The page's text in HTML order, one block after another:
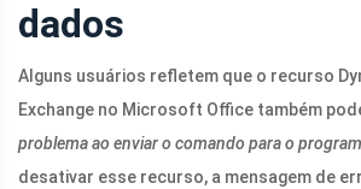
dados
Alguns usuários refletem que o recurso
Exchange no Microsoft Office também
problema ao enviar o comando para o
desativar esse recurso, a mensagem de